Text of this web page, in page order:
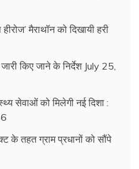
मैराथॉन को दिखायी हरी
किए जाने के निर्देश July 25,
सेवाओं को मिलेगी नई दिशा :
के तहत ग्राम प्रधानों को सौंपे